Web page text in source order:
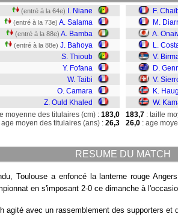
(entré à la 64e) I. Niane
(entré à la 73e) A. Salama
(entré à la 88e) A. Bamba
(entré à la 88e) J. Bahoya
S. Thioub
Y. Fofana
W. Taibi
O. Camara
Z. Ould Khaled
F.
M.
A.
L.
V.
D.
V.
K. Haug
W.
moyenne des titulaires (cm) : 183,0
age moyen des titulaires (ans) : 26,3
183,7 : taille
26,0 : age
RESUME DU MATCH
Toulouse a enfoncé la lanterne rouge
en s'imposant 2-0 ce dimanche à
agité avec un rassemblement des supporters et